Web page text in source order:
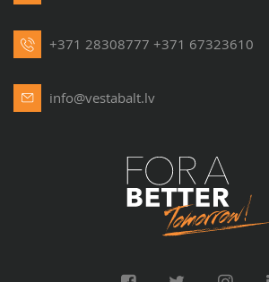
+371 28308777 +371 67323610
info@vestabalt.lv